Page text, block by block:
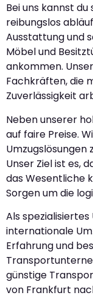
Bei uns kannst du
reibungslos
Ausstattung und
Möbel und
ankommen.
Fachkräften, die
Zuverlässigkeit
Neben unserer
auf faire Preise.
Umzugslösungen
Unser Ziel ist es,
das Wesentliche
Sorgen um die
Als
internationale
Erfahrung und
günstige
von Frankfurt